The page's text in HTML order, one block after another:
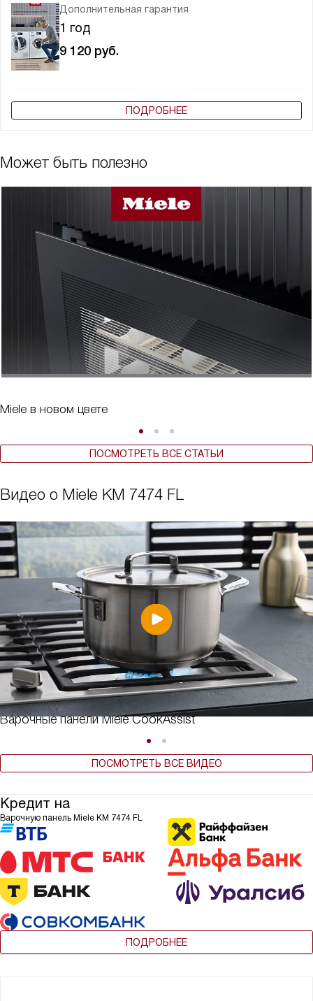
Дополнительная гарантия
1 год
9 120 руб.
ПОДРОБНЕЕ
Может быть полезно
Miele в новом цвете
ПОСМОТРЕТЬ ВСЕ СТАТЬИ
Видео о Miele KM 7474 FL
Варочные панели Miele CookAssist
ПОСМОТРЕТЬ ВСЕ ВИДЕО
Кредит на
Варочную панель Miele KM 7474 FL
ПОДРОБНЕЕ